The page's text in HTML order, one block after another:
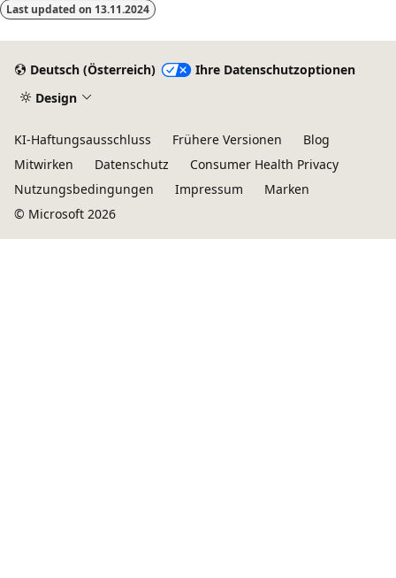
Last updated on 13.11.2024
Deutsch (Österreich)
Ihre Datenschutzoptionen
Design
KI-Haftungsausschluss Frühere Versionen
Blog
Mitwirken
Datenschutz
Consumer Health Privacy
Nutzungsbedingungen
Impressum
Marken
© Microsoft 2026